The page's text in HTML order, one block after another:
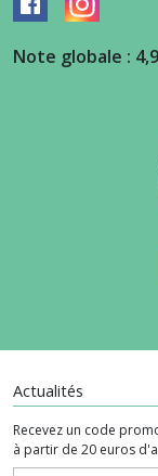
Note globale :
Actualités
Recevez un code
à partir de 20 euros